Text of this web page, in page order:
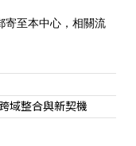
寄至本中心，相關流
域整合與新契機